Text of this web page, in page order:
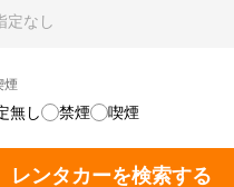
定なし
煙
無し 禁煙 喫煙
レンタカーを検索する